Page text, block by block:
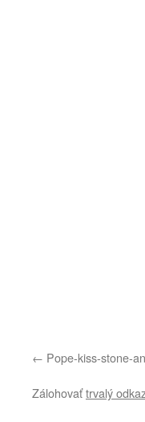
Pope-kiss-stone-
Zálohovaťtrvalý